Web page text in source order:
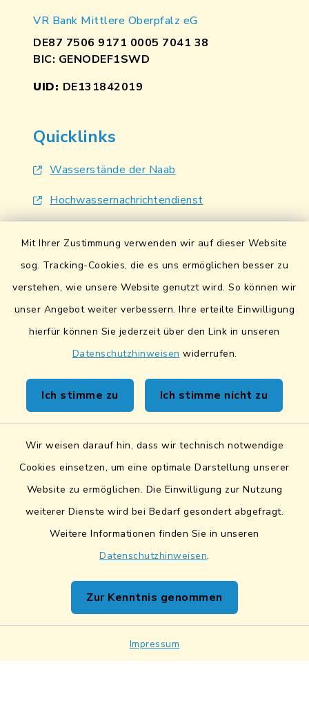
Mit Ihrer Zustimmung verwenden wir auf dieser Website
sog. Tracking-Cookies, die es uns ermöglichen besser zu
verstehen, wie unsere Website genutzt wird. So können wir
unser Angebot weiter verbessern. Ihre erteilte Einwilligung
hierfür können Sie jederzeit über den Link in unseren
Datenschutzhinweisen widerrufen.
Ich stimme zu Ich stimme nicht zu
Wir weisen darauf hin, dass wir technisch notwendige
Cookies einsetzen, um eine optimale Darstellung unserer
Website zu ermöglichen. Die Einwilligung zur Nutzung
weiterer Dienste wird bei Bedarf gesondert abgefragt.
Weitere Informationen finden Sie in unseren
Datenschutzhinweisen.
Zur Kenntnis genommen
Impressum
VR Bank Mittlere Oberpfalz eG
DE87 7506 9171 0005 7041 38
BIC: GENODEF1SWD
UID: DE131842019
Quicklinks
Wasserstände der Naab
Hochwassernachrichtendienst
Lokales Bündnis für Familien
Fairtrade-Towns
Kontakt
Sicheres Kontaktformular
Sicherer Datentransfer
Datenschutz
Netiquette
Sitemap